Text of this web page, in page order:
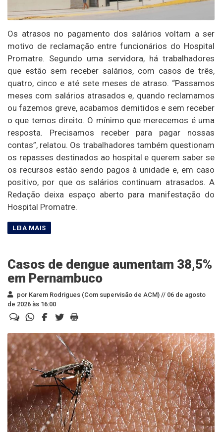
Os atrasos no pagamento dos salários voltam a ser
motivo de reclamação entre funcionários do Hospital
Promatre. Segundo uma servidora, há trabalhadores
que estão sem receber salários, com casos de três,
quatro, cinco e até sete meses de atraso. “Passamos
meses com salários atrasados e, quando reclamamos
ou fazemos greve, acabamos demitidos e sem receber
o que temos direito. O mínimo que merecemos é uma
resposta. Precisamos receber para pagar nossas
contas”, relatou. Os trabalhadores também questionam
os repasses destinados ao hospital e querem saber se
os recursos estão sendo pagos à unidade e, em caso
positivo, por que os salários continuam atrasados. A
Redação deixa espaço aberto para manifestação do
Hospital Promatre.
Casos de dengue aumentam 38,5%
em Pernambuco
por Karem Rodrigues (Com supervisão de ACM) // 06 de agosto
de 2026 às 16:00